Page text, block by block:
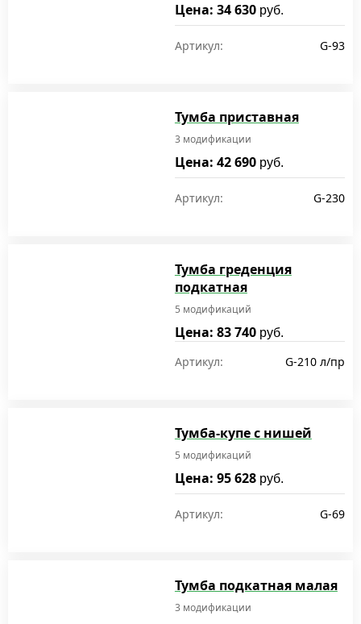
Цена: 34 630 руб.
Артикул: G-93
Тумба приставная
3 модификации
Цена: 42 690 руб.
Артикул: G-230
Тумба греденция
подкатная
5 модификаций
Цена: 83 740 руб.
Артикул: G-210 л/пр
Тумба-купе с нишей
5 модификаций
Цена: 95 628 руб.
Артикул: G-69
Тумба подкатная малая
3 модификации